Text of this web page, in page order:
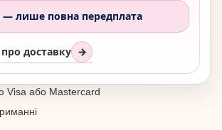
— лише повна передплата
доставку →
Visa або Mastercard